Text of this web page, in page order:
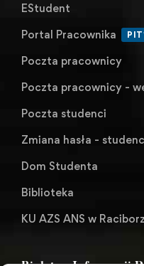
EStudent
Portal Pracownika
Poczta pracownicy
Poczta pracownicy -
Poczta studenci
Zmiana hasła -
Dom Studenta
Biblioteka
KU AZS ANS w